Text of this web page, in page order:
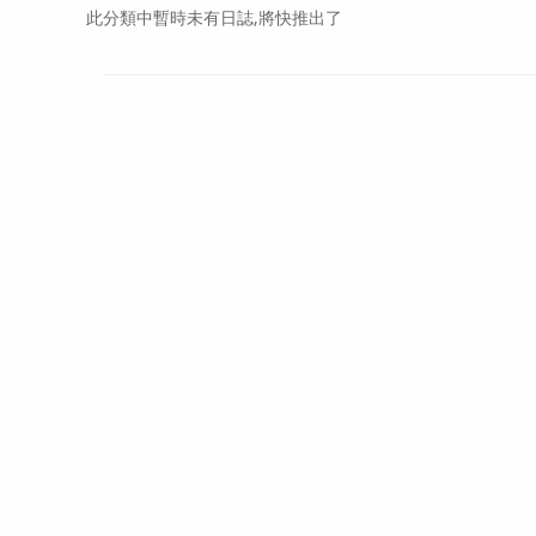
此分類中暫時未有日誌,將快推出了